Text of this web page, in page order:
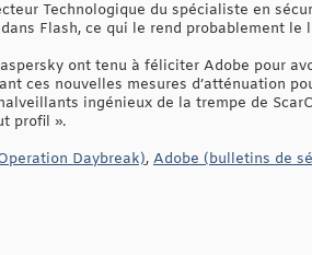
Technologique du spécialiste en
Flash, ce qui le rend probablement
ont tenu à féliciter Adobe pour
ces nouvelles mesures d’atténuation
ingénieux de la trempe de
profil ».
Daybreak), Adobe (bulletins de